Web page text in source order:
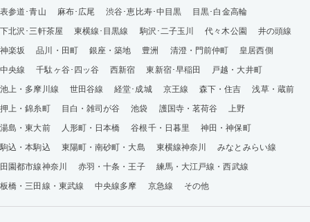
表参道･青山 麻布･広尾 渋谷･恵比寿･中目黒
目黒･白金高輪
下北沢･三軒茶屋
東横線･目黒線 駒沢･二子玉川 代々木公園
井の頭線
神楽坂
品川・田町 銀座・築地 豊洲 清澄・門前仲町
皇居西側
中央線
千駄ヶ谷･四ッ谷 西新宿 東新宿･早稲田
戸越・大井町
池上・多摩川線
世田谷線 経堂･成城 京王線 森下・住吉
浅草・蔵前
押上・錦糸町
目白・雑司が谷 池袋 護国寺・茗荷谷
上野
湯島・東大前
人形町・日本橋 谷根千・日暮里
神田・神保町
駒込・本駒込
東陽町・南砂町・大島 東横線神奈川
みなとみらい線
田園都市線神奈川
赤羽・十条・王子
練馬・大江戸線・西武線
板橋・三田線・東武線
中央線多摩 京急線 その他